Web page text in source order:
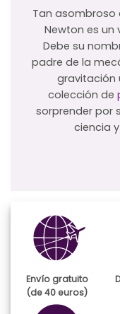
Tan asombroso
Newton es un
Debe su
padre de la
gravitación
colección de
sorprender por
ciencia
Envío gratuito
(de 40 euros)